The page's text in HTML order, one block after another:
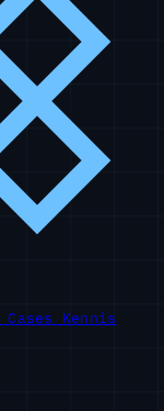
Cases Kennis